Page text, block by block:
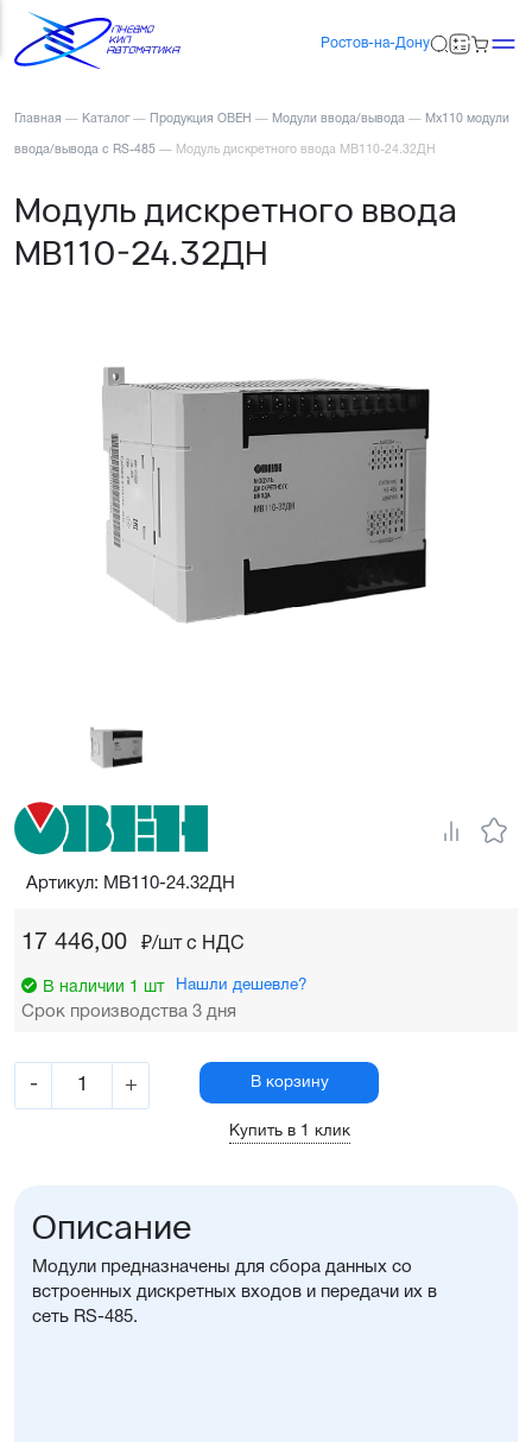
Ростов-на-Дону
Главная — Каталог — Продукция ОВЕН — Модули ввода/вывода — Мх110 модули
ввода/вывода с RS-485 — Модуль дискретного ввода МВ110-24.32ДН
Модуль дискретного ввода
МВ110-24.32ДН
17 446,00 ₽/шт c НДС
В наличии 1 шт Нашли дешевле?
Срок производства 3 дня
- + В корзину
Купить в 1 клик
Артикул: МВ110-24.32ДН
Описание
Модули предназначены для сбора данных со
встроенных дискретных входов и передачи их в
сеть RS-485.